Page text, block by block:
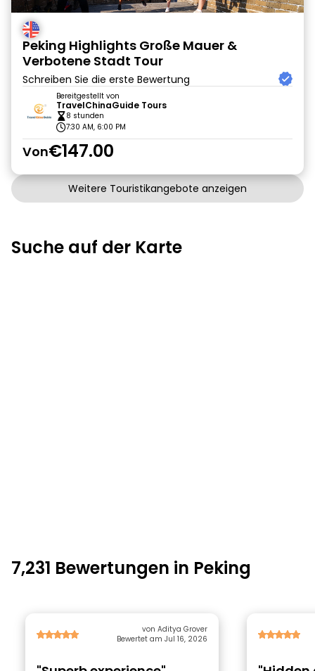
Peking Highlights Große Mauer &
Verbotene Stadt Tour
Schreiben Sie die erste Bewertung
Bereitgestellt von
TravelChinaGuide Tours
8 stunden
7:30 AM, 6:00 PM
Von€147.00
Weitere Touristikangebote anzeigen
Suche auf der Karte
7,231 Bewertungen in Peking
von Aditya Grover
Bewertet am Jul 16, 2026